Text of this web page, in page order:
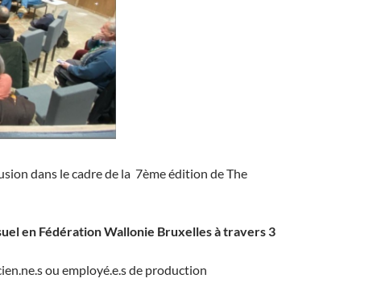
dans le cadre de la 7ème édition de The
en Fédération Wallonie Bruxelles à travers 3
ou employé.e.s de production